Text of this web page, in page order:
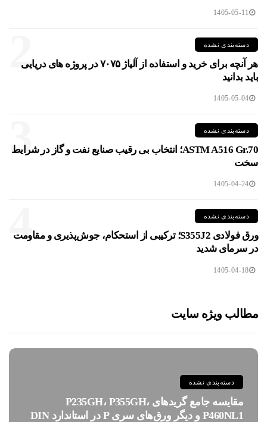
1405-05-11
2 دسته‌بندی نشده
هر آنچه برای خرید و استفاده از آلیاژ ۷۰۷۵ در پروژه های دریایی
باید بدانید
1405-05-04
3 دسته‌بندی نشده
ASTM A516 Gr.70؛ انتخاب بی رقیب صنایع نفت و گاز در شرایط
سخت
1405-04-24
4 دسته‌بندی نشده
ورق فولادی S355J2؛ ترکیبی از استحکام، جوش‌پذیری و مقاومت
در سرمای شدید
1405-04-18
مطالب ویژه سایت
دسته‌بندی نشده
مقایسه جامع گریدهای P235GH، P355GH،
P460NL1 و دیگر ورق‌های سری P در استاندارد DIN